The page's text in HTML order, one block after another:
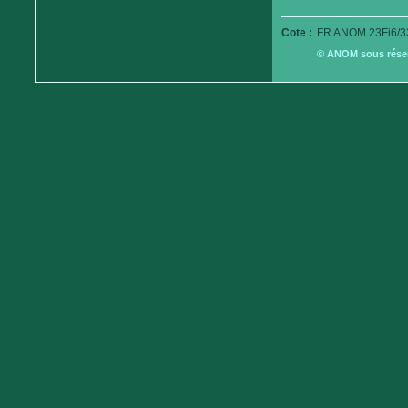
Cote : FR ANOM 23Fi6/
© ANOM sous